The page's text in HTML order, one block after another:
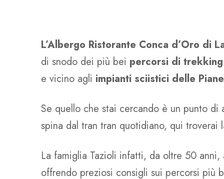
L’Albergo Ristorante Conca d’Oro di
di snodo dei più bei percorsi di
e vicino agli impianti sciistici delle
Se quello che stai cercando è un punto
spina dal tran tran quotidiano, qui troverai
La famiglia Tazioli infatti, da oltre 50
offrendo preziosi consigli sui percorsi